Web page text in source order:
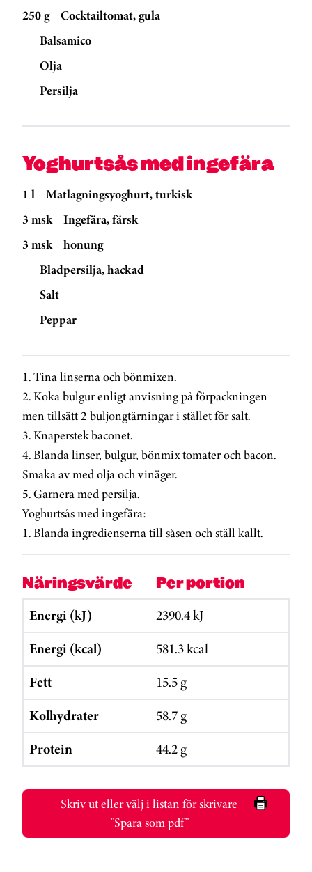
250 g
Cocktailtomat, gula
Balsamico
Olja
Persilja
Yoghurtsås med ingefära
1 l
Matlagningsyoghurt, turkisk
3 msk
Ingefära, färsk
3 msk
honung
Bladpersilja, hackad
Salt
Peppar
1. Tina linserna och bönmixen.
2. Koka bulgur enligt anvisning på förpackningen
men tillsätt 2 buljongtärningar i stället för salt.
3. Knaperstek baconet.
4. Blanda linser, bulgur, bönmix tomater och bacon.
Smaka av med olja och vinäger.
5. Garnera med persilja.
Yoghurtsås med ingefära:
1. Blanda ingredienserna till såsen och ställ kallt.
Näringsvärde Per portion
Energi (kJ)
2390.4 kJ
Energi (kcal)
581.3 kcal
Fett
15.5 g
Kolhydrater
58.7 g
Protein
44.2 g
Skriv ut eller välj i listan för skrivare
”Spara som pdf”